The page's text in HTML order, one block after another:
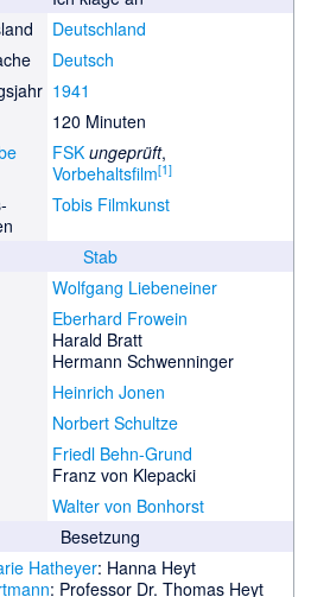
Deutschland
Deutsch
1941
120 Minuten
FSK ungeprüft,
Vorbehaltsfilm[1]
Tobis Filmkunst
Stab
Wolfgang Liebeneiner
Eberhard Frowein
Harald Bratt
Hermann Schwenninger
Heinrich Jonen
Norbert Schultze
Friedl Behn-Grund
Franz von Klepacki
Walter von Bonhorst
Besetzung
Hatheyer: Hanna Heyt
: Professor Dr. Thomas Heyt